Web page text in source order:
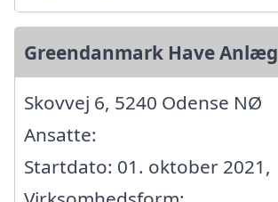
Greendanmark Have Anlæg
Skovvej 6, 5240 Odense NØ
Ansatte:
Startdato: 01. oktober 2021,